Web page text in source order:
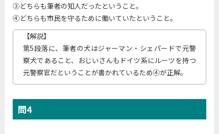
③どちらも筆者の知人だったということ。
④どちらも市民を守るために働いていたということ。
【解説】
第5段落に、筆者の犬はジャーマン・シェパードで元警
察犬であること、おじいさんもドイツ系にルーツを持つ
元警察官だということが書かれているため④が正解。
問4